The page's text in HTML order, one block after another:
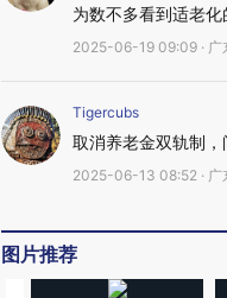
为数不多看到适老
2025-06-19 09:09 · 广
Tigercubs
取消养老金双轨制，
2025-06-13 08:52 · 广
图片推荐